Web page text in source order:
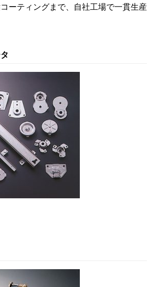
ーティングまで、自社工場で一貫生産